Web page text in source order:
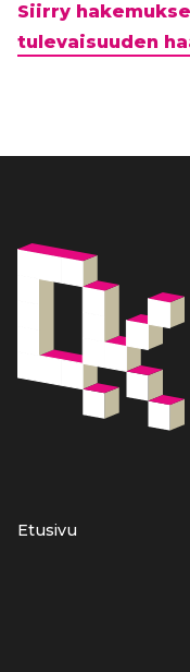
Siirry
tulevaisuuden
Etusivu